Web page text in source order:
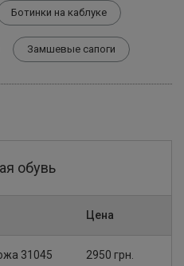
Ботинки на каблуке
Замшевые сапоги
обувь
Цена
31045 2950 грн.